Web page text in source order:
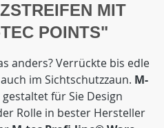
MIT
POINTS"
anders? Verrückte bis edle
im Sichtschutzzaun. M-
gestaltet für Sie Design
Rolle in bester Hersteller